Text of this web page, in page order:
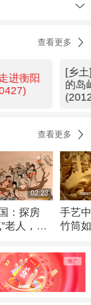
查看更多
进衡阳
[乡
的岛
查看更多
02:23
：探房
老人，如
手艺
竹筒